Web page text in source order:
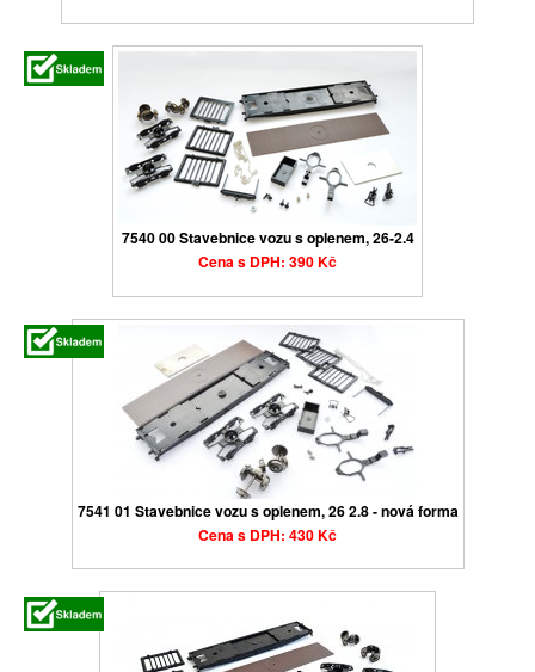
7540 00 Stavebnice vozu s oplenem, 26-2.4
Cena s DPH: 390 Kč
7541 01 Stavebnice vozu s oplenem, 26 2.8 - nová forma
Cena s DPH: 430 Kč